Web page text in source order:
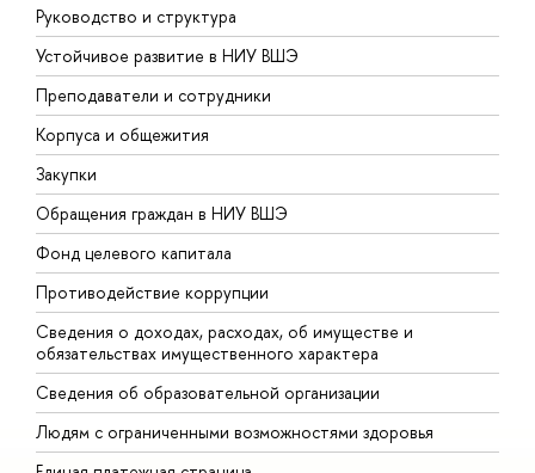
Руководство и структура
Устойчивое развитие в НИУ ВШЭ
Преподаватели и сотрудники
Корпуса и общежития
Закупки
Обращения граждан в НИУ ВШЭ
Фонд целевого капитала
Противодействие коррупции
Сведения о доходах, расходах, об имуществе и
обязательствах имущественного характера
Сведения об образовательной организации
Людям с ограниченными возможностями здоровья